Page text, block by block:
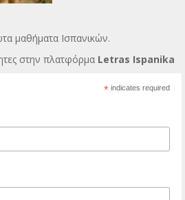
μαθήματα Ισπανικών.
στην πλατφόρμα Letras Ispanika
* indicates required